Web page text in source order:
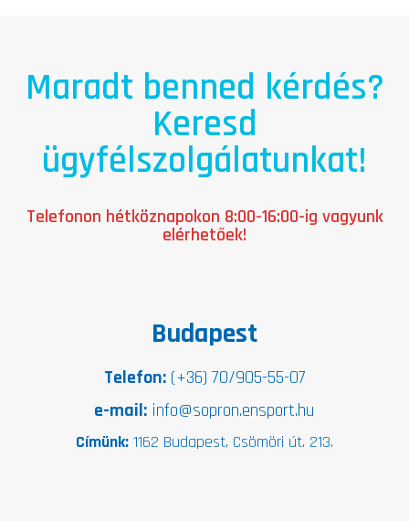
Maradt benned kérdés?
Keresd
ügyfélszolgálatunkat!
Telefonon hétköznapokon 8:00-16:00-ig vagyunk
elérhetőek!
Budapest
Telefon: (+36) 70/905-55-07
e-mail: info@sopron.ensport.hu
Címünk: 1162 Budapest, Csömöri út. 213.